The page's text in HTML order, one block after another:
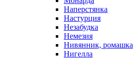
Наперстянка
Настурция
Незабудка
Немезия
Нивянник, ромашка
Нигелла